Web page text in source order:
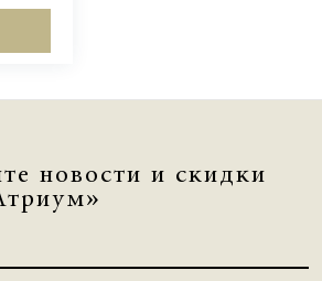
новости и скидки